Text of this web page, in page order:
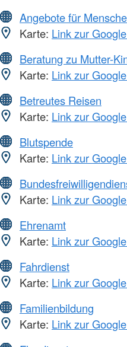
Angebote für
Karte: Link zur
Beratung zu Mutter-
Karte: Link zur
Betreutes Reisen
Karte: Link zur
Blutspende
Karte: Link zur
Karte: Link zur
Ehrenamt
Karte: Link zur
Fahrdienst
Karte: Link zur
Familienbildung
Karte: Link zur